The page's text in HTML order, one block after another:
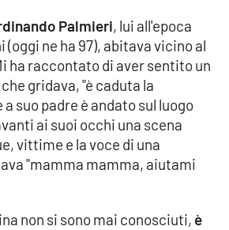
Palmieri, lui all'epoca
(oggi ne ha 97), abitava vicino al
ha raccontato di aver sentito un
gridava, "è caduta la
suo padre è andato sul luogo
ai suoi occhi una scena
vittime e la voce di una
"mamma mamma, aiutami
non si sono mai conosciuti, è